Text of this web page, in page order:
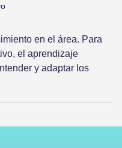
en el área. Para
el aprendizaje
y adaptar los